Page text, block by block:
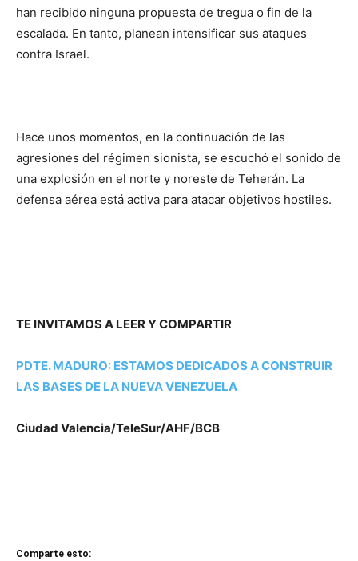
han recibido ninguna propuesta de tregua o fin de la
escalada. En tanto, planean intensificar sus ataques
contra Israel.
Hace unos momentos, en la continuación de las
agresiones del régimen sionista, se escuchó el sonido de
una explosión en el norte y noreste de Teherán. La
defensa aérea está activa para atacar objetivos hostiles.
TE INVITAMOS A LEER Y COMPARTIR
PDTE. MADURO: ESTAMOS DEDICADOS A CONSTRUIR
LAS BASES DE LA NUEVA VENEZUELA
Ciudad Valencia/TeleSur/AHF/BCB
Comparte esto: